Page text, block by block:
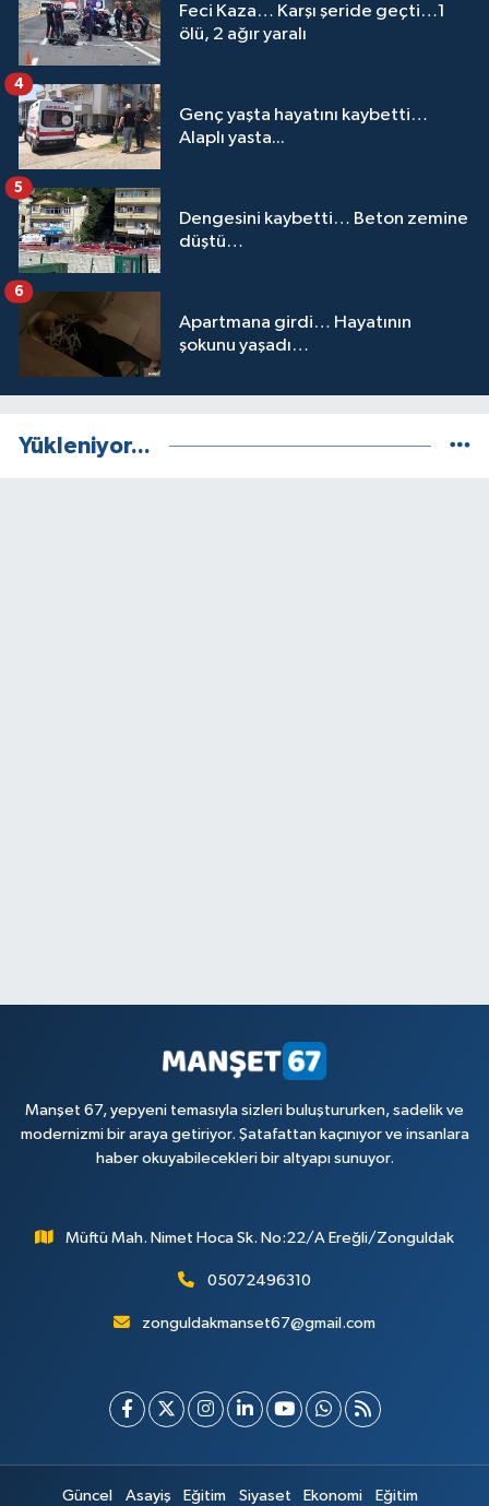
Feci Kaza… Karşı şeride geçti…1
ölü, 2 ağır yaralı
Genç yaşta hayatını kaybetti…
Alaplı yasta...
4
Dengesini kaybetti… Beton zemine
düştü…
5
Apartmana girdi… Hayatının
şokunu yaşadı…
6
Yükleniyor...
Manşet 67, yepyeni temasıyla sizleri buluştururken, sadelik ve
modernizmi bir araya getiriyor. Şatafattan kaçınıyor ve insanlara
haber okuyabilecekleri bir altyapı sunuyor.
Müftü Mah. Nimet Hoca Sk. No:22/A Ereğli/Zonguldak
05072496310
zonguldakmanset67@gmail.com
Güncel Asayiş Eğitim Siyaset Ekonomi Eğitim